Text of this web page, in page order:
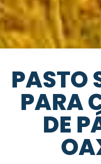
PASTO
PARA
DE